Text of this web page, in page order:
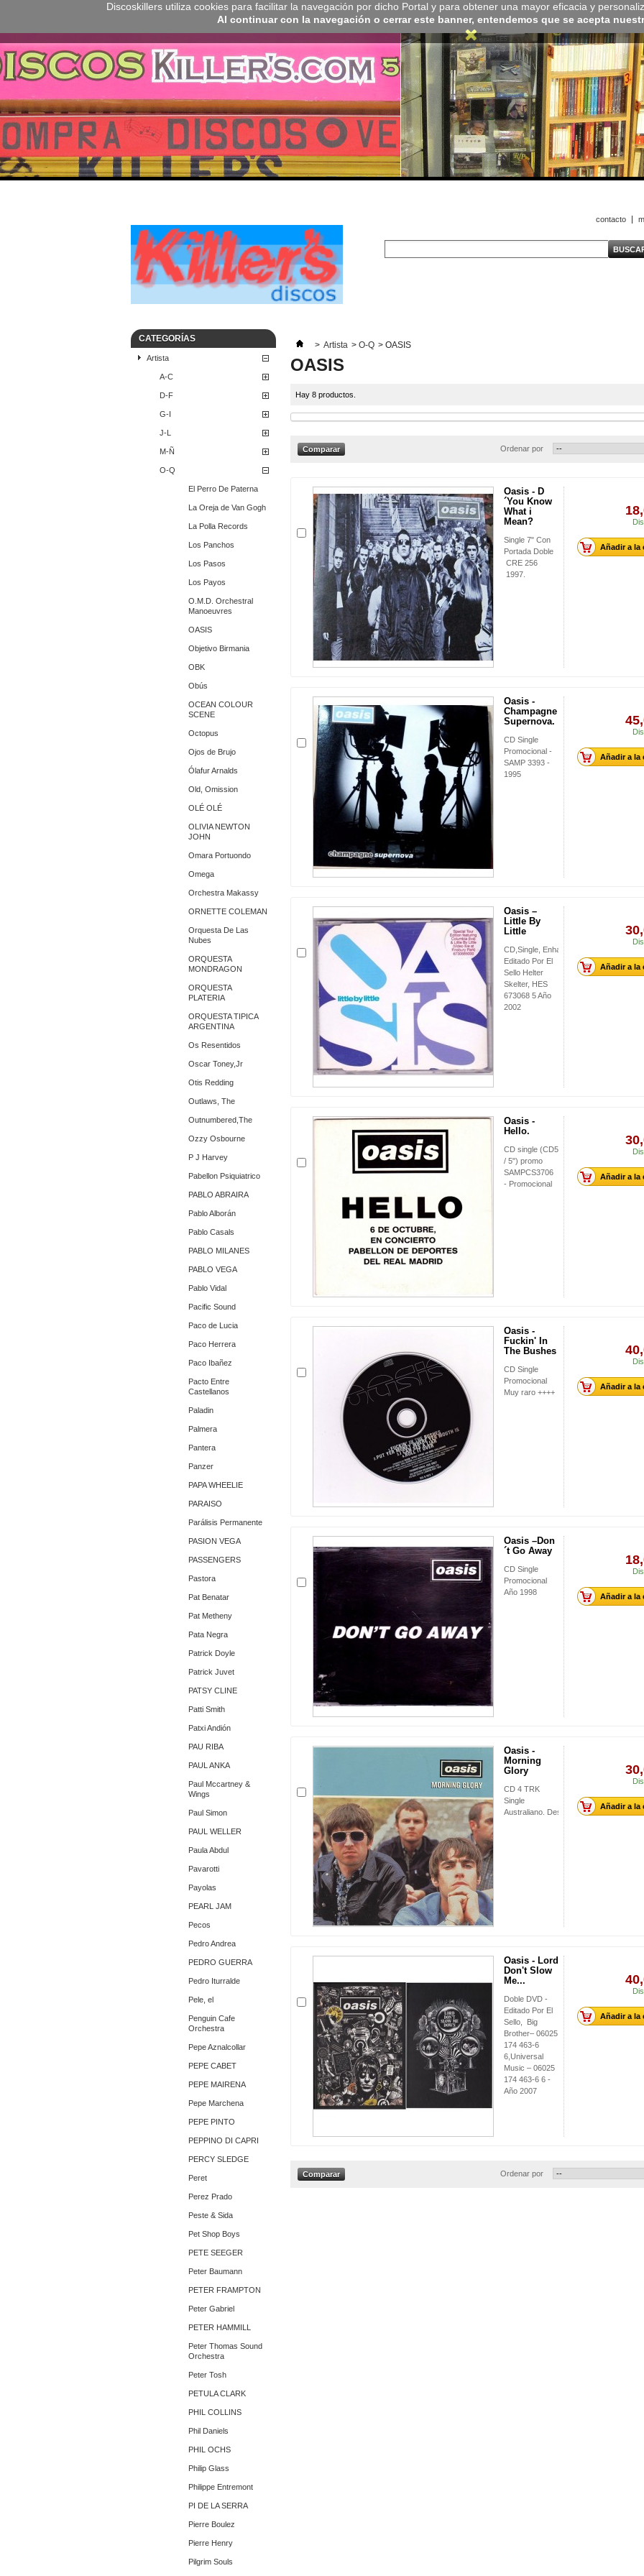
Discoskillers utiliza cookies para facilitar la navegación por dicho Portal y para obtener una mayor eficacia y
Al continuar con la navegación o cerrar este banner, entendemos que se acepta
contacto
CATEGORÍAS
Artista
A-C
D-F
G-I
J-L
M-Ñ
O-Q
El Perro De Paterna
La Oreja de Van Gogh
La Polla Records
Los Panchos
Los Pasos
Los Payos
O.M.D. Orchestral
Manoeuvres
OASIS
Objetivo Birmania
OBK
Obús
OCEAN COLOUR
SCENE
Octopus
Ojos de Brujo
Ólafur Arnalds
Old, Omission
OLÉ OLÉ
OLIVIA NEWTON
JOHN
Omara Portuondo
Omega
Orchestra Makassy
ORNETTE COLEMAN
Orquesta De Las
Nubes
ORQUESTA
MONDRAGON
ORQUESTA
PLATERIA
ORQUESTA TIPICA
ARGENTINA
Os Resentidos
Oscar Toney,Jr
Otis Redding
Outlaws, The
Outnumbered,The
Ozzy Osbourne
P J Harvey
Pabellon Psiquiatrico
PABLO ABRAIRA
Pablo Alborán
Pablo Casals
PABLO MILANES
PABLO VEGA
Pablo Vidal
Pacific Sound
Paco de Lucia
Paco Herrera
Paco Ibañez
Pacto Entre
Castellanos
Paladin
Palmera
Pantera
Panzer
PAPA WHEELIE
PARAISO
Parálisis Permanente
PASION VEGA
PASSENGERS
Pastora
Pat Benatar
Pat Metheny
Pata Negra
Patrick Doyle
Patrick Juvet
PATSY CLINE
Patti Smith
Patxi Andión
PAU RIBA
PAUL ANKA
Paul Mccartney &
Wings
Paul Simon
PAUL WELLER
Paula Abdul
Pavarotti
Payolas
PEARL JAM
Pecos
Pedro Andrea
PEDRO GUERRA
Pedro Iturralde
Pele, el
Penguin Cafe
Orchestra
Pepe Aznalcollar
PEPE CABET
PEPE MAIRENA
Pepe Marchena
PEPE PINTO
PEPPINO DI CAPRI
PERCY SLEDGE
Peret
Perez Prado
Peste & Sida
Pet Shop Boys
PETE SEEGER
Peter Baumann
PETER FRAMPTON
Peter Gabriel
PETER HAMMILL
Peter Thomas Sound
Orchestra
Peter Tosh
PETULA CLARK
PHIL COLLINS
Phil Daniels
PHIL OCHS
Philip Glass
Philippe Entremont
PI DE LA SERRA
Pierre Boulez
Pierre Henry
Pilgrim Souls
> Artista > O-Q > OASIS
OASIS
Hay 8 productos.
Ordenar por
Oasis - D
´You Know
What i
Mean?
Single 7" Con
Portada Doble
CRE 256
1997.
Añadir a la
Oasis -
Champagne
Supernova.
CD Single
Promocional -
SAMP 3393 -
1995
Añadir a la
Oasis ‎–
Little By
Little
CD,Single, Enhanced,
Editado Por El
Sello Helter
Skelter, HES
673068 5 Año
2002
Añadir a la
Oasis -
Hello.
CD single (CD5
/ 5") promo
SAMPCS3706
- Promocional
Añadir a la
Oasis -
Fuckin' In
The Bushes
CD Single
Promocional
Muy raro ++++
Añadir a la
Oasis ‎–Don
´t Go Away
CD Single
Promocional
Año 1998
Añadir a la
Oasis -
Morning
Glory
CD 4 TRK
Single
Australiano. Descatalogado.
Añadir a la
Oasis - Lord
Don't Slow
Me...
Doble DVD -
Editado Por El
Sello, Big
Brother‎– 06025
174 463-6
6,Universal
Music ‎– 06025
174 463-6 6 -
Año 2007
Añadir a la
Ordenar por